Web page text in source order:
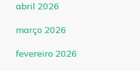
abril 2026
março 2026
fevereiro 2026